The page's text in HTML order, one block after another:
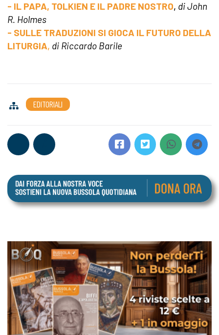
- IL PAPA, TOLKIEN E IL PADRE NOSTRO, di John
R. Holmes
- SULLE TRADUZIONI SI GIOCA IL FUTURO DELLA
LITURGIA, di Riccardo Barile
EDITORIALI